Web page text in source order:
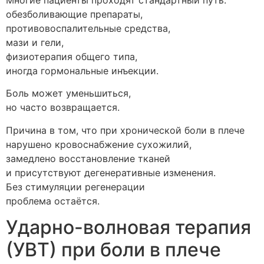
обезболивающие препараты,
противовоспалительные средства,
мази и гели,
физиотерапия общего типа,
иногда гормональные инъекции.
Боль может уменьшиться,
но часто возвращается.
Причина в том, что при хронической боли в плече
нарушено кровоснабжение сухожилий,
замедлено восстановление тканей
и присутствуют дегенеративные изменения.
Без стимуляции регенерации
проблема остаётся.
Ударно-волновая терапия
(УВТ) при боли в плече